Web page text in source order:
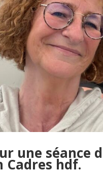
une séance
Cadres hdf.